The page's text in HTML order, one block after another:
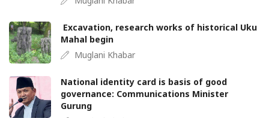
Excavation, research works of historical Uku
Mahal begin
Muglani Khabar
National identity card is basis of good
governance: Communications Minister
Gurung